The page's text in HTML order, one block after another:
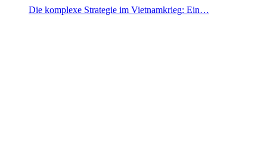
Die komplexe Strategie im Vietnamkrieg: Ein…